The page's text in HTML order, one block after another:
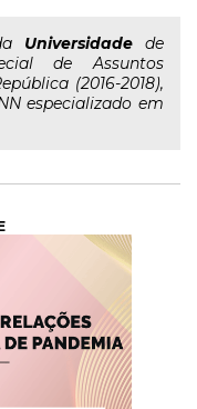
Universidade de
de Assuntos
(2016-2018),
especializado em